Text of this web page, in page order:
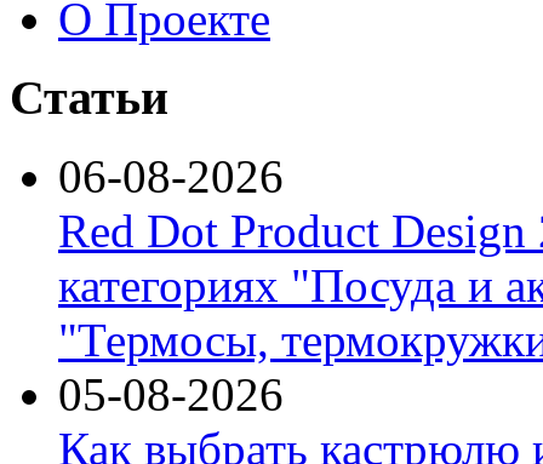
О Проекте
Статьи
06-08-2026
Red Dot Product Design
категориях "Посуда и
"Термосы,
05-08-2026
Как выбрать кастрюлю